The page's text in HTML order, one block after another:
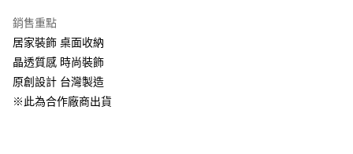
1.本服務由台灣大哥大提供，台灣大哥大用戶可立即使用無須另外申請。
流程，驗證手機門號後，選擇欲分期的期數、繳款截止日，確認付款後即完
成交易。
3.實際核准額度、可分期數及費用金額請依後續交易確認頁面所載為準。
4.訂單成立30分鐘內，如未前往確認交易或遇審核未通過，訂單將自動取
消。如遇「轉專審核」未通過狀況，表示未達大哥付你分期系統評分，恕無
ATM付款
運送方式
宅配【父親節大回饋】限時$299免運
每筆NT$150，滿NT$299(含以上)免運費
銷售重點
居家裝飾 桌面收納
晶透質感 時尚裝飾
原創設計 台灣製造
※此為合作廠商出貨